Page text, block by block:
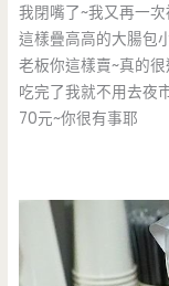
我閉嘴了~我又再一
這樣疊高高的大腸包
老板你這樣賣~真的
吃完了我就不用去夜
70元~你很有事耶